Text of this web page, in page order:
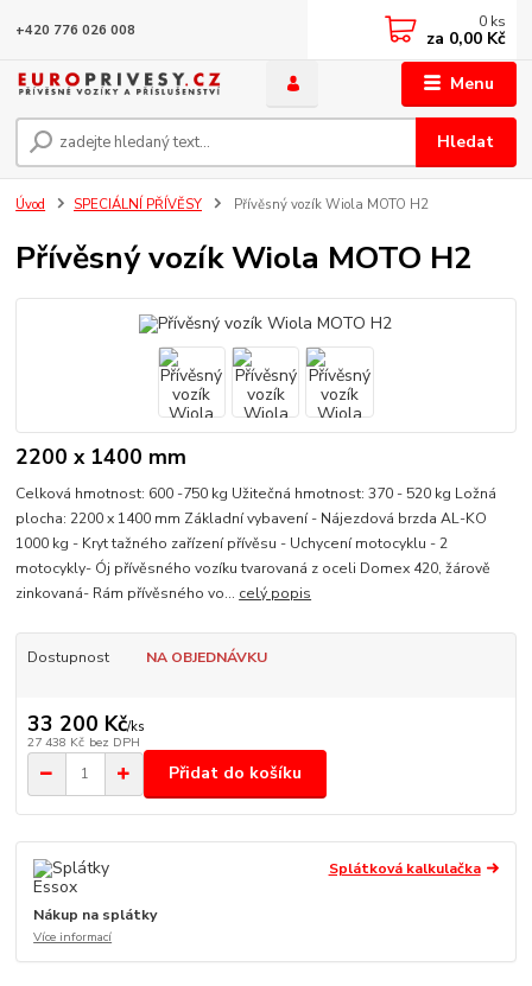
Menu
Hledat
+420 776 026 008 0 ks
za 0,00 Kč
Úvod SPECIÁLNÍ PŘÍVĚSY Přívěsný vozík Wiola MOTO H2
Přívěsný vozík Wiola MOTO H2
2200 x 1400 mm
Celková hmotnost: 600 -750 kg Užitečná hmotnost: 370 - 520 kg Ložná
plocha: 2200 x 1400 mm Základní vybavení - Nájezdová brzda AL-KO
1000 kg - Kryt tažného zařízení přívěsu - Uchycení motocyklu - 2
motocykly- Ój přívěsného vozíku tvarovaná z oceli Domex 420, žárově
zinkovaná- Rám přívěsného vo... celý popis
Dostupnost NA OBJEDNÁVKU
33 200 Kč/ks
27 438 Kč bez DPH
Přidat do košíku
Splátková kalkulačka
Nákup na splátky
Více informací